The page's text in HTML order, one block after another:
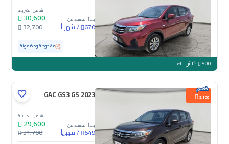
يبدأ القسط من
670
/شهرياً
شامل الضريبة
30,600
32,700
مستعملة 72,106 كم مفحوصة ومضمونة
500 كاش باك
2,100
GAC GS3 GS 2023
يبدأ القسط من
649
/شهرياً
شامل الضريبة
29,600
31,700